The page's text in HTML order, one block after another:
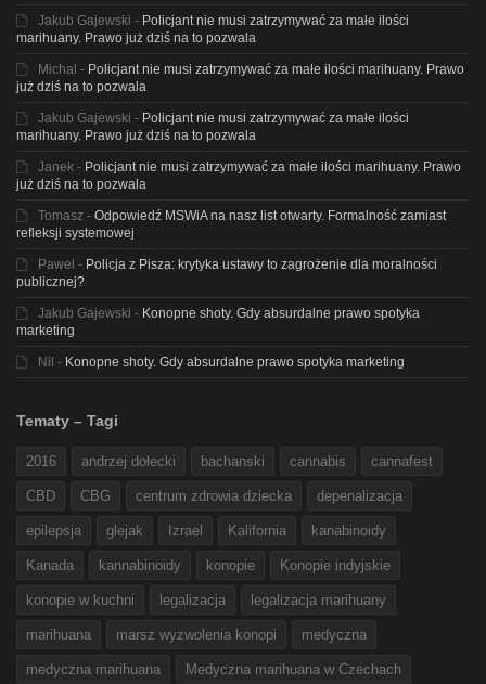
Jakub Gajewski - Policjant nie musi zatrzymywać za małe ilości
marihuany. Prawo już dziś na to pozwala
Michal - Policjant nie musi zatrzymywać za małe ilości marihuany. Prawo
już dziś na to pozwala
Jakub Gajewski - Policjant nie musi zatrzymywać za małe ilości
marihuany. Prawo już dziś na to pozwala
Janek - Policjant nie musi zatrzymywać za małe ilości marihuany. Prawo
już dziś na to pozwala
Tomasz - Odpowiedź MSWiA na nasz list otwarty. Formalność zamiast
refleksji systemowej
Pawel - Policja z Pisza: krytyka ustawy to zagrożenie dla moralności
publicznej?
Jakub Gajewski - Konopne shoty. Gdy absurdalne prawo spotyka
marketing
Nil - Konopne shoty. Gdy absurdalne prawo spotyka marketing
Tematy – Tagi
2016 andrzej dołecki bachanski cannabis cannafest
CBD CBG centrum zdrowia dziecka depenalizacja
epilepsja glejak Izrael Kalifornia kanabinoidy
Kanada kannabinoidy konopie Konopie indyjskie
konopie w kuchni legalizacja legalizacja marihuany
marihuana marsz wyzwolenia konopi medyczna
medyczna marihuana Medyczna marihuana w Czechach